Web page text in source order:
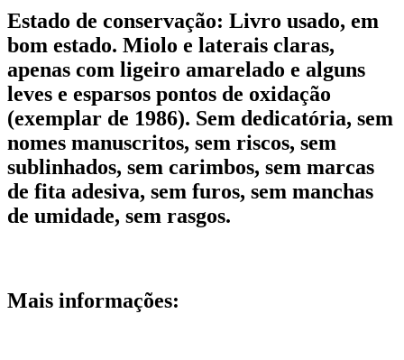
Estado de conservação: Livro usado, em
bom estado. Miolo e laterais claras,
apenas com ligeiro amarelado e alguns
leves e esparsos pontos de oxidação
(exemplar de 1986). Sem dedicatória, sem
nomes manuscritos, sem riscos, sem
sublinhados, sem carimbos, sem marcas
de fita adesiva, sem furos, sem manchas
de umidade, sem rasgos.
Mais informações: